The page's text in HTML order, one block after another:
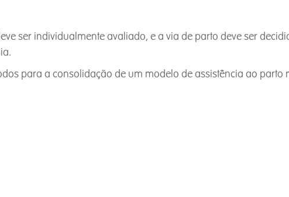
ser individualmente avaliado, e a via de parto deve ser
para a consolidação de um modelo de assistência ao